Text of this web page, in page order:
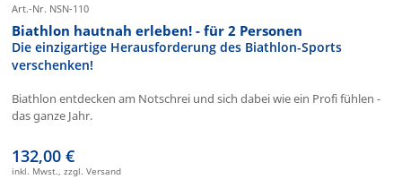
Art.-Nr. NSN-110
Biathlon hautnah erleben! - für 2 Personen
Die einzigartige Herausforderung des Biathlon-Sports
verschenken!
Biathlon entdecken am Notschrei und sich dabei wie ein Profi fühlen -
das ganze Jahr.
132,00 €
inkl. Mwst., zzgl. Versand